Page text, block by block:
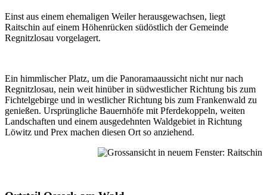
Einst aus einem ehemaligen Weiler herausgewachsen, liegt
Raitschin auf einem Höhenrücken südöstlich der Gemeinde
Regnitzlosau vorgelagert.
Ein himmlischer Platz, um die Panoramaaussicht nicht nur nach
Regnitzlosau, nein weit hinüber in südwestlicher Richtung bis zum
Fichtelgebirge und in westlicher Richtung bis zum Frankenwald zu
genießen. Ursprüngliche Bauernhöfe mit Pferdekoppeln, weiten
Landschaften und einem ausgedehnten Waldgebiet in Richtung
Löwitz und Prex machen diesen Ort so anziehend.